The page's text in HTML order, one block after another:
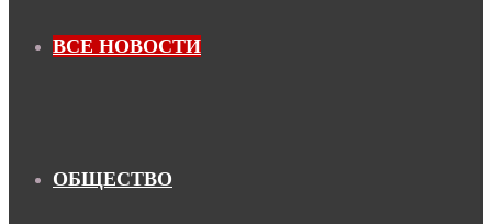
ВСЕ НОВОСТИ
ОБЩЕСТВО